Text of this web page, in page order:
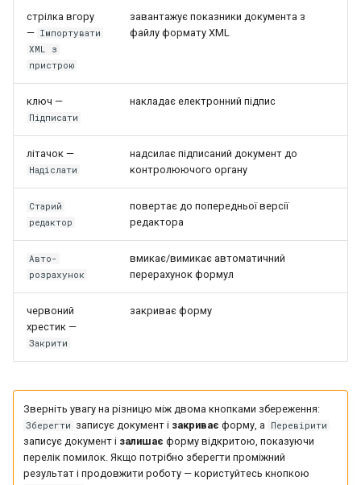
стрілка вгору
— Імпортувати
XML з
пристрою
завантажує показники документа з
файлу формату XML
ключ —
Підписати
накладає електронний підпис
літачок —
Надіслати
надсилає підписаний документ до
контролюючого органу
Старий
редактор
повертає до попередньої версії
редактора
Авто-
розрахунок
вмикає/вимикає автоматичний
перерахунок формул
червоний
хрестик —
Закрити
закриває форму
Зверніть увагу на різницю між двома кнопками збереження:
Зберегти записує документ і закриває форму, а Перевірити
записує документ і залишає форму відкритою, показуючи
перелік помилок. Якщо потрібно зберегти проміжний
результат і продовжити роботу — користуйтесь кнопкою